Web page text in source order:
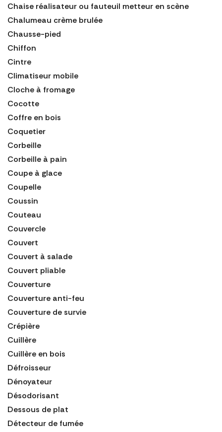
Chaise réalisateur ou fauteuil metteur en scène
Chalumeau crème brulée
Chausse-pied
Chiffon
Cintre
Climatiseur mobile
Cloche à fromage
Cocotte
Coffre en bois
Coquetier
Corbeille
Corbeille à pain
Coupe à glace
Coupelle
Coussin
Couteau
Couvercle
Couvert
Couvert à salade
Couvert pliable
Couverture
Couverture anti-feu
Couverture de survie
Crépière
Cuillère
Cuillère en bois
Défroisseur
Dénoyateur
Désodorisant
Dessous de plat
Détecteur de fumée